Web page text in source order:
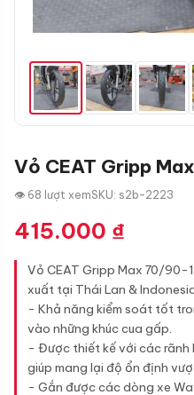
Vỏ CEAT Gripp
👁 68 lượt xemSKU: s2b-2223
415.000 ₫
Vỏ CEAT Gripp Max 70/90-
xuất tại Thái Lan &
- Khả năng kiểm soát tốt
vào những khúc cua gấp.
- Được thiết kế với các rãnh
giúp mang lại độ ổn định
- Gắn được các dòng xe